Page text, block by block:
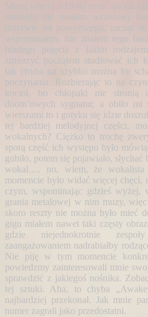
Mniej więcej o 19-tej stroić się
istnieniu nie miałem wcześniej
przerwie od powyższego, zacząć
wspomniałem, nie znałem tego
bladego pojęcia z jakim
zmierzyć począłem studiować ich
tak chyba na szybko można by
poczynania. Rozbierając to na
kocioł, bo chłopaki nie stronią
doom’owych sygnatur, a obiło
wierszami to i gotyku się idzie
tej bardziej melodyjnej części,
wokalnych? Ciężko to trochę
sporą część ich występu było
gubiło, potem się pojawiało,
wokal…. no, wiem, że
momencie było widać więcej chęci,
czym, wspominając gdzieś
grania metalowej w nim muzy,
skoro reszty nie można było mieć
gigu miałem nawet taki częsty
gdzie niejednokrotnie
zaangażowaniem nadrabiałby
Nie piję w tym momencie
powiedzmy zainteresowali mnie
sprawdzić z jakiegoś nośnika.
tej sztuki. Aha, to chyba
najbardziej przekonał. Jak mnie
numer zagrali jako przedostatni.